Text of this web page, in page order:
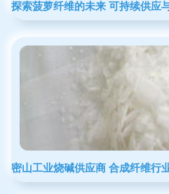
探索菠萝纤维的未来 可持续供应
密山工业烧碱供应商 合成纤维行